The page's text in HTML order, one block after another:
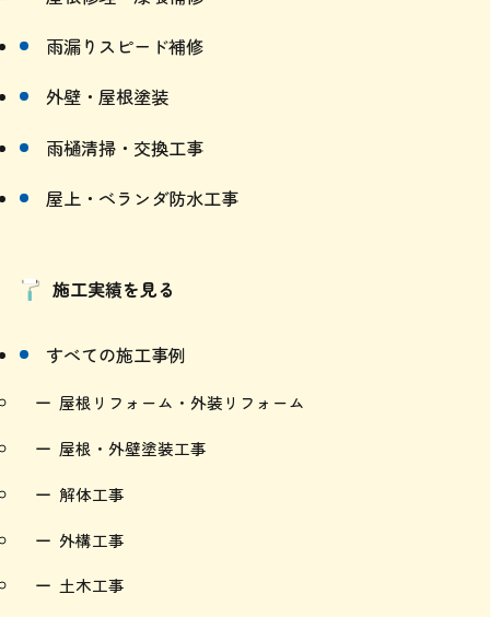
雨漏りスピード補修
外壁・屋根塗装
雨樋清掃・交換工事
屋上・ベランダ防水工事
施工実績を見る
すべての施工事例
屋根リフォーム・外装リフォーム
屋根・外壁塗装工事
解体工事
外構工事
土木工事